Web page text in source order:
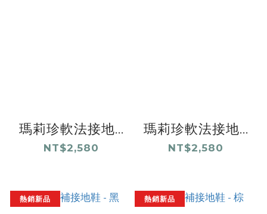
瑪莉珍軟法接地...
NT$2,580
瑪莉珍軟法接地...
NT$2,580
熱銷新品 熱銷新品